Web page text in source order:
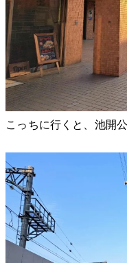
こっちに行くと、池開